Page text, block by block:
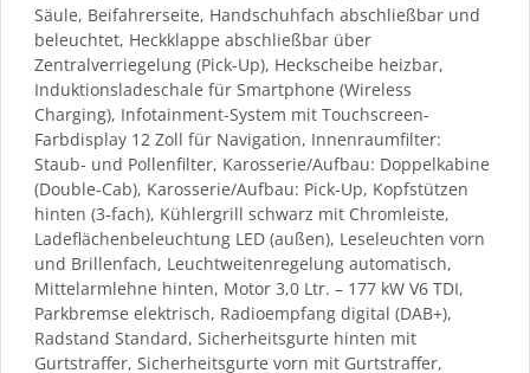
Säule, Beifahrerseite, Handschuhfach abschließbar und
beleuchtet, Heckklappe abschließbar über
Zentralverriegelung (Pick-Up), Heckscheibe heizbar,
Induktionsladeschale für Smartphone (Wireless
Charging), Infotainment-System mit Touchscreen-
Farbdisplay 12 Zoll für Navigation, Innenraumfilter:
Staub- und Pollenfilter, Karosserie/Aufbau: Doppelkabine
(Double-Cab), Karosserie/Aufbau: Pick-Up, Kopfstützen
hinten (3-fach), Kühlergrill schwarz mit Chromleiste,
Ladeflächenbeleuchtung LED (außen), Leseleuchten vorn
und Brillenfach, Leuchtweitenregelung automatisch,
Mittelarmlehne hinten, Motor 3,0 Ltr. – 177 kW V6 TDI,
Parkbremse elektrisch, Radioempfang digital (DAB+),
Radstand Standard, Sicherheitsgurte hinten mit
Gurtstraffer, Sicherheitsgurte vorn mit Gurtstraffer,